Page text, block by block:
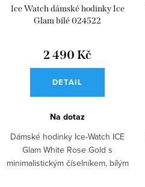
Ice Watch dámské hodinky Ice
Glam bílé 024522
2 490 Kč
DETAIL
Na dotaz
Dámské hodinky Ice-Watch ICE
Glam White Rose Gold s
minimalistickým číselníkem, bílým